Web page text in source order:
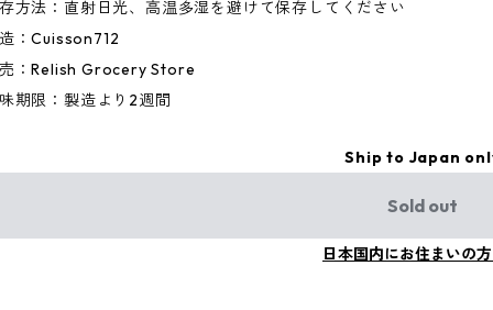
方法：直射日光、高温多湿を避けて保存してください
：Cuisson712
：Relish Grocery Store
期限：製造より2週間
Ship to Japan
Sold out
日本国内にお住まいの